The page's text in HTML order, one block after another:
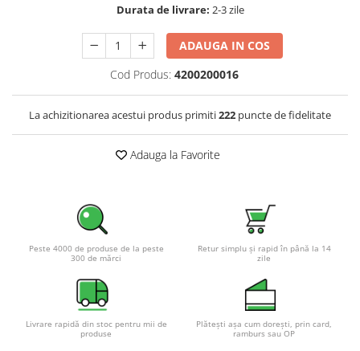
Convertoare de tensiune
Sisteme de stocare energie
Pachete complete stocare energie
Sisteme de Stocare Comerciale
Sisteme fotovoltaice de putere
Sisteme fotovoltaice profesionale
Pachete sisteme fotovoltaice
Statii de incarcare vehicule
Statii de incarcare
Cabluri de incarcare vehicule
Durata de livrare: 2-3 zile
ADAUGA IN COS
Cod Produs: 4200200016
La achizitionarea acestui produs primiti222 puncte de fidelitate
Adauga la Favorite
Peste 4000 de produse de la peste
300 de mărci
Retur simplu și rapid în până la 14
zile
Livrare rapidă din stoc pentru mii de
produse
Plătești așa cum dorești, prin card,
ramburs sau OP